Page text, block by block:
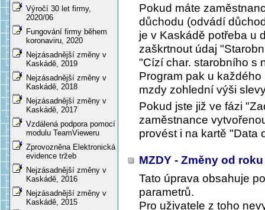
Výročí 30 let firmy,
2020/06
Fungování firmy během
koronaviru, 2020
Nejzásadnější změny v
Kaskádě, 2019
Nejzásadnější změny v
Kaskádě, 2018
Nejzásadnější změny v
Kaskádě, 2017
Vzdálená podpora pomocí
modulu TeamVieweru
Zprovozněna Elektronická
evidence tržeb
Nejzásadnější změny v
Kaskádě, 2016
Nejzásadnější změny v
Kaskádě, 2015
Pokud máte
důchodu (odvádí
je v Kaskádě potřeba u
zaškrtnout údaj
"Cízí char. starobního s
Program pak u
mzdy zohlední výši
Pokud jste již ve fázi
zaměstnance
provést i na kartě "Data
MZDY - Změny od
Tato úprava obsahuje
parametrů.
Pro uživatele z toho